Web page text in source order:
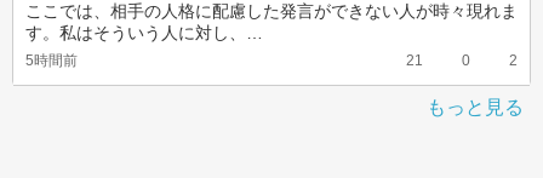
ここでは、相手の人格に配慮した発言ができない人が時々現れま
す。私はそういう人に対し、…
5時間前 21 0 2
もっと見る